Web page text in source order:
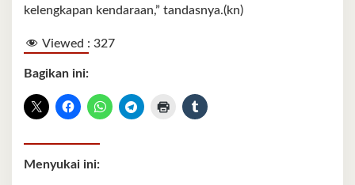
kelengkapan kendaraan,” tandasnya.(kn)
Viewed : 327
Bagikan ini:
Menyukai ini: